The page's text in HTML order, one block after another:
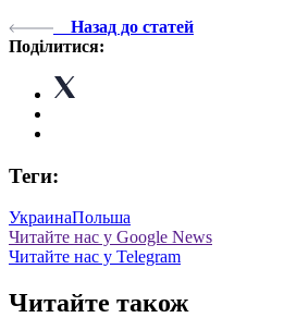
Назад до статей
Поділитися:
Теги:
УкраинаПольша
Читайте нас у Google News
Читайте нас у Telegram
Читайте також